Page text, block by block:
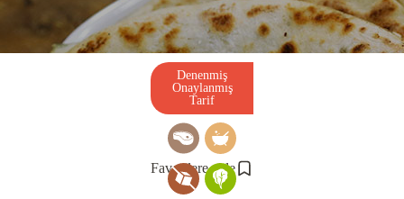
Favorilere ekle
Denenmiş
Onaylanmış
Tarif